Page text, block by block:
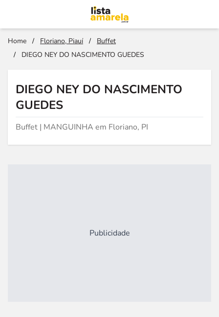
Home / Floriano, Piauí /
Buffet
/
DIEGO NEY DO NASCIMENTO GUEDES
DIEGO NEY DO NASCIMENTO
GUEDES
Buffet | MANGUINHA em Floriano, PI
Publicidade